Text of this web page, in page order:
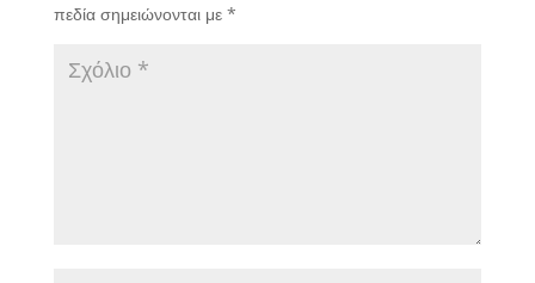
πεδία σημειώνονται με *